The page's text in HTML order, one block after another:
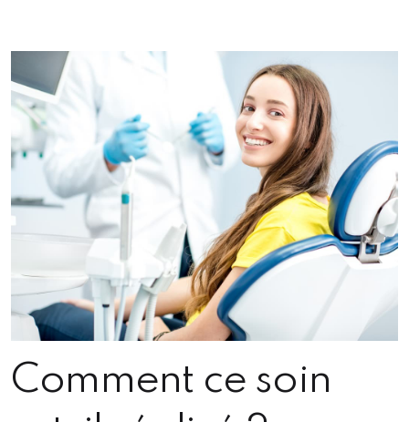
Comment ce soin